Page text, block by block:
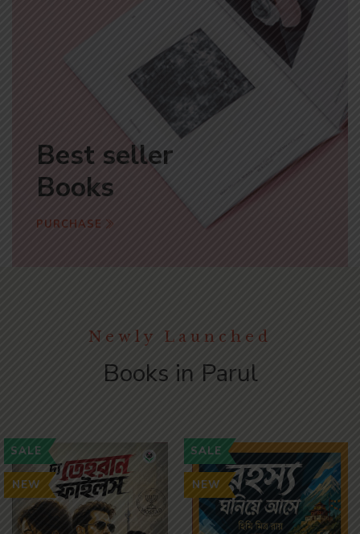
Best seller
Books
PURCHASE
Newly Launched
Books in Parul
SALE
NEW
SALE
NEW